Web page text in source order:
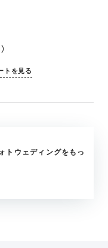
トを見る
トウェディングをもっ